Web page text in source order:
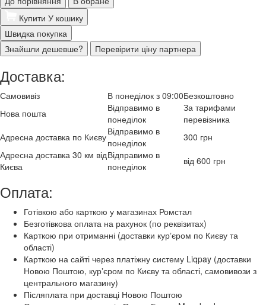
Купити У кошику
Швидка покупка
Знайшли дешевше?
Перевірити ціну партнера
Доставка:
Самовивіз В понеділок з 09:00Безкоштовно
Нова пошта
Відправимо в
понеділок
За тарифами
перевізника
Адресна доставка по КиєвуВідправимо в
понеділок
300 грн
Адресна доставка 30 км від
Києва
Відправимо в
понеділок
від 600 грн
Оплата:
Готівкою або карткою у магазинах Ромстал
Безготівкова оплата на рахунок (по реквізитах)
Карткою при отриманні (доставки курʼєром по Києву та
області)
Карткою на сайті через платіжну систему Liqpay (доставки
Новою Поштою, курʼєром по Києву та області, самовивози з
центрального магазину)
Післяплата при доставці Новою Поштою